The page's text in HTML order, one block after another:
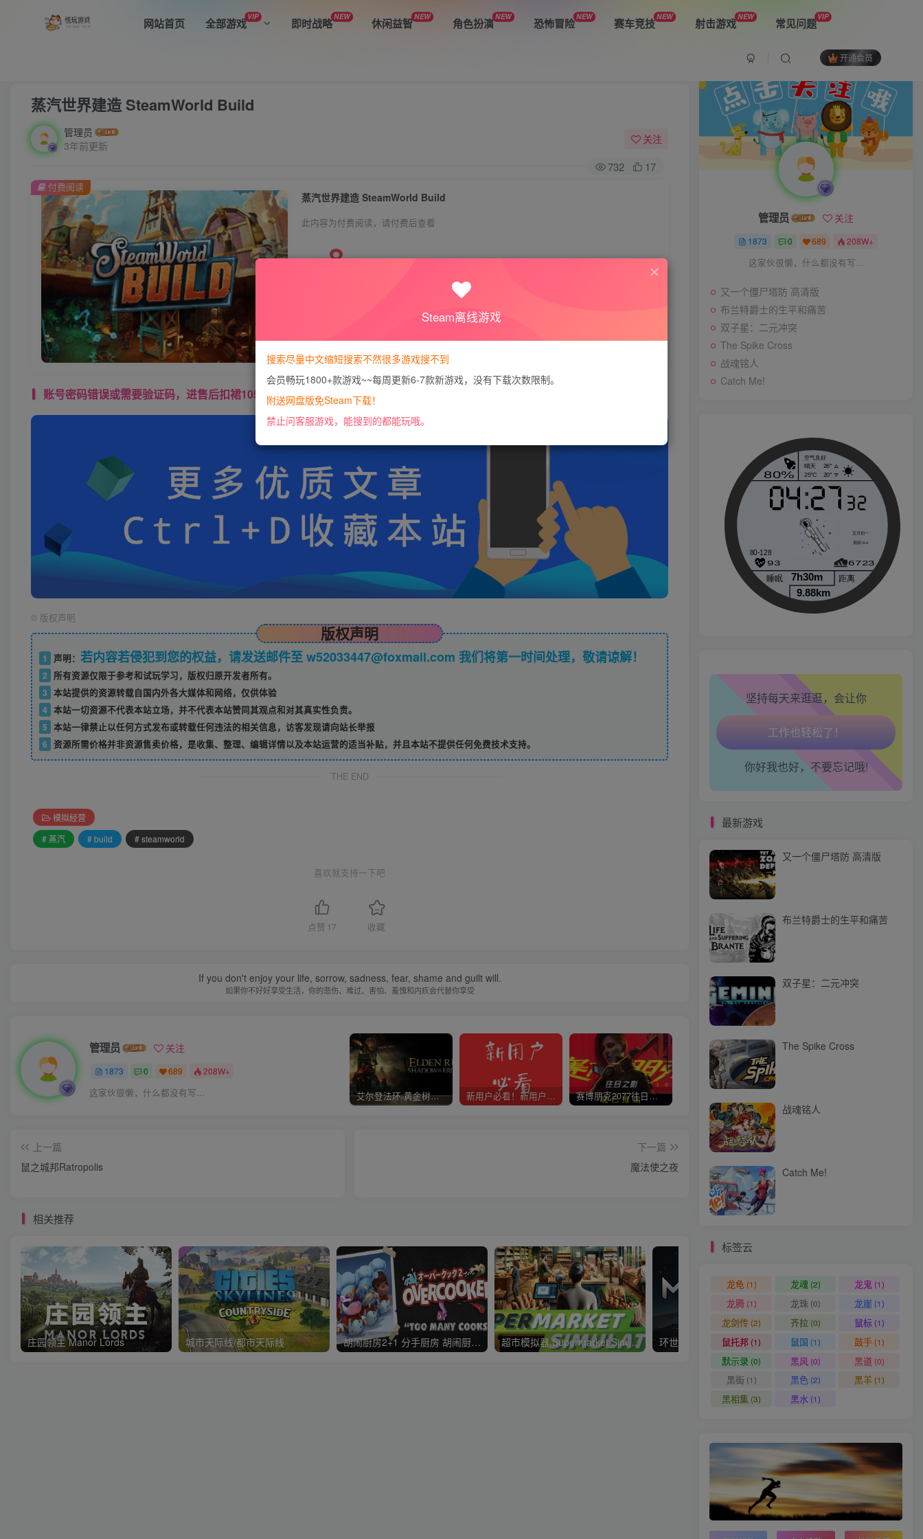
网站首页 全部游戏VIP 即时战略NEW 休闲益智NEW 角色扮演NEW 恐怖冒险NEW 赛车竞技NEW 射击游戏NEW 常见问题VIP
开通会员
蒸汽世界建造 SteamWorld Build
管理员
3年前更新
关注
732 17
蒸汽世界建造 SteamWorld Build
此内容为付费阅读，请付费后查看
8
付费阅读
账号密码错误或需要验证码，进售后扣裙1050974489 使用教程： https://docs.qq.com/doc/DU0VHUUFRS2xDa1Jp
© 版权声明
版权声明
1 声明： 若内容若侵犯到您的权益，请发送邮件至 w52033447@foxmail.com 我们将第一时间处理，敬请谅解！
2
所有资源仅限于参考和试玩学习，版权归原开发者所有。
3 本站提供的资源转载自国内外各大媒体和网络，仅供体验
4 本站一切资源不代表本站立场，并不代表本站赞同其观点和对其真实性负责。
5 本站一律禁止以任何方式发布或转载任何违法的相关信息，访客发现请向站长举报
6
资源所需价格并非资源售卖价格，是收集、整理、编辑详情以及本站运营的适当补贴，并且本站不提供任何免费技术支持。
THE END
模拟经营
# 蒸汽
# build # steamworld
喜欢就支持一下吧
点赞 17 收藏
If you don't enjoy your life, sorrow, sadness, fear, shame and guilt will.
如果你不好好享受生活，你的悲伤、难过、害怕、羞愧和内疚会代替你享受
管理员 关注
1873 0 689 208W+
这家伙很懒，什么都没有写... 艾尔登法环 黄金树幽影 新用户必看！新用户必看！新用户必看！！！ 赛博朋克2077往日之影
上一篇
鼠之城邦Ratropolis
下一篇
魔法使之夜
相关推荐
庄园领主 Manor Lords 城市天际线/都市天际线 胡闹厨房2+1 分手厨房 胡闹厨房：全都好吃 超市模拟器 Supermarket Simulator 环世界/边缘世界/RimWorld 了不起的修仙模拟器
又一个僵尸塔防 高清版
布兰特爵士的生平和痛苦
The Spike Cross
管理员 关注
1873 0 689 208W+
这家伙很懒，什么都没有写...
又一个僵尸塔防 高清版
布兰特爵士的生平和痛苦
双子星：二元冲突
The Spike Cross
战魂铭人
Catch Me!
坚持每天来逛逛，会让你
生活也美好了！
腿也不痛了！
腰也不酸了！
工作也轻松了！
你好我也好，不要忘记哦!
最新游戏
又一个僵尸塔防 高清版
布兰特爵士的生平和痛苦
双子星：二元冲突
The Spike Cross
战魂铭人
Catch Me!
标签云
龙龟 (1) 龙魂 (2) 龙鬼 (1)
龙腾(1) 龙珠(0) 龙崖 (1)
龙剑传(2) 齐拉(0) 鼠标(1)
鼠托邦(1) 鼠国 (1) 鼓手(1)
默示录(0) 黑风 (0) 黑道(0)
黑街(1) 黑色(2) 黑羊(1)
黑相集 (3) 黑水(1)
Steam离线游戏
搜索尽量中文缩短搜索不然很多游戏搜不到
会员畅玩1800+款游戏~~每周更新6-7款新游戏，没有下载次数限制。
附送网盘版免Steam下载！
禁止问客服游戏，能搜到的都能玩哦。